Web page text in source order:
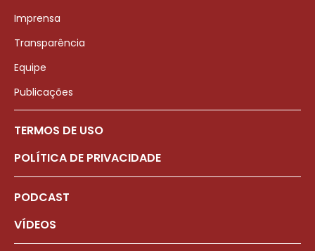
Imprensa
Transparência
Equipe
Publicações
TERMOS DE USO
POLÍTICA DE PRIVACIDADE
PODCAST
VÍDEOS